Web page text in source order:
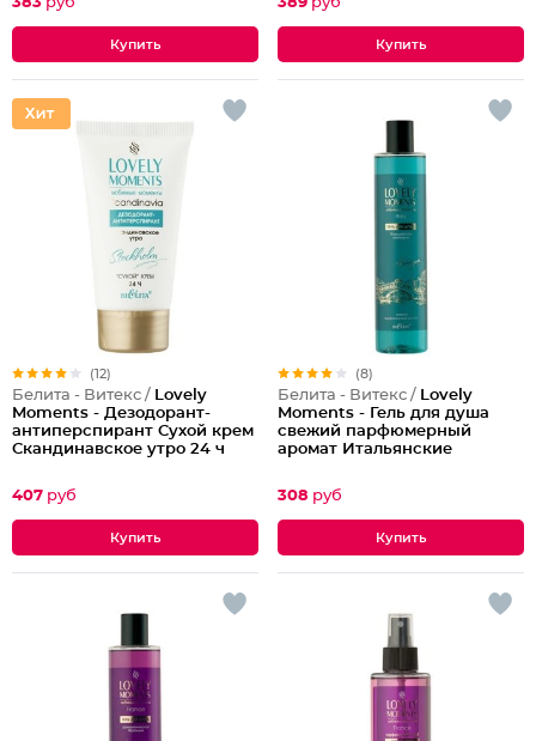
(12)
Белита - Витекс / Lovely
Moments - Дезодорант-
антиперспирант Сухой крем
Скандинавское утро 24 ч
407 руб
(8)
Белита - Витекс / Lovely
Moments - Гель для душа
свежий парфюмерный
аромат Итальянские
308 руб